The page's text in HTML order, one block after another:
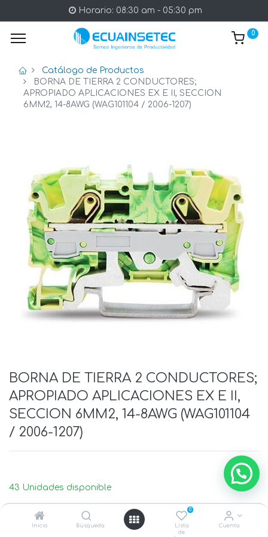
Inicio Búsqueda
0
Lista
de
Cuenta
Horario: 08:30 am - 05:30 pm
0
Catálogo de Productos
BORNA DE TIERRA 2 CONDUCTORES;
APROPIADO APLICACIONES EX E II, SECCION
6MM2, 14-8AWG (WAG101104 / 2006-1207)
BORNA DE TIERRA 2 CONDUCTORES;
APROPIADO APLICACIONES EX E II,
SECCION 6MM2, 14-8AWG (WAG101104
/ 2006-1207)
43 Unidades disponible